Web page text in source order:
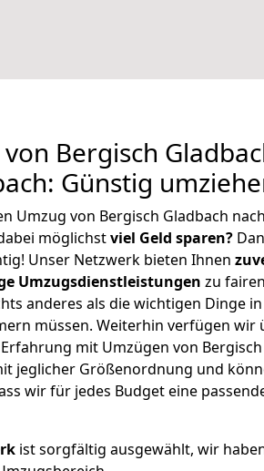
Bergisch
Günstig
Umzug von Bergisch Gladbach
möglichstviel Geld sparen?
Unser Netzwerk bieten Ihnen
Umzugsdienstleistungen zu
anderes als die wichtigen Dinge
müssen. Weiterhin verfügen wir
mit Umzügen von
jeglicher Größenordnung und
wir für jedes Budget eine
ist sorgfältig ausgewählt, wir